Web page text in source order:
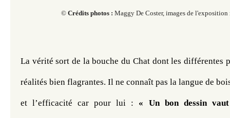
© ​​​​​ Crédits photos : Maggy De Coster, images de
La vérité sort de la bouche du Chat dont les différentes
réalités bien flagrantes. Il ne connaît pas la langue de
et l’efficacité car pour lui : « Un bon dessin